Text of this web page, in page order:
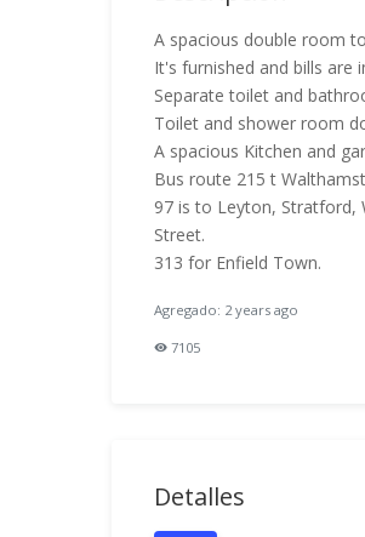
A spacious double room
It's furnished and bills are
Separate toilet and
Toilet and shower room
A spacious Kitchen and
Bus route 215 t
97 is to Leyton, Stratford,
Street.
313 for Enfield Town.
Agregado: 2 years ago
7105
Detalles